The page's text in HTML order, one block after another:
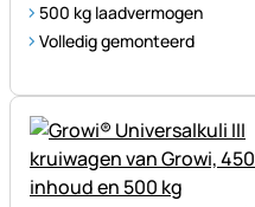
500 kg laadvermogen
Volledig gemonteerd